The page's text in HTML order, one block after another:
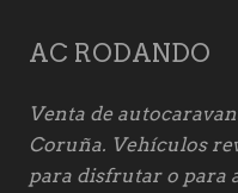
AC RODANDO
Venta de
Coruña. Vehículos
para disfrutar o para